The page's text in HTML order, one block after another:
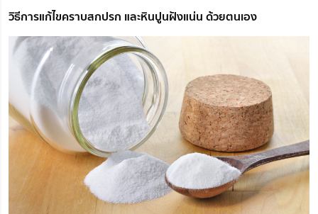
วิธีการแก้ไขคราบสกปรก และหินปูนฝังแน่น ด้วยตนเอง